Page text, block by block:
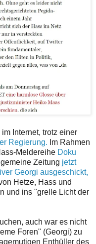
Internet, trotz einer
Regierung. Im Rahmen
Meldereihe Doku
Zeitung jetzt
Georgi ausgeschickt,
Hetze, Hass und
und ins "grelle Licht der
auch war es nicht
Foren" (Georgi) zu
Enthüller des